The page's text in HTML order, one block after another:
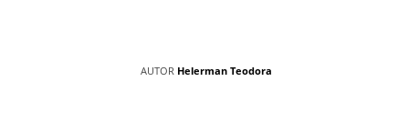
AUTOR Helerman Teodora